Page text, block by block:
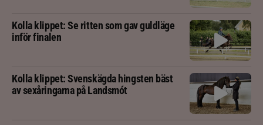
Kolla klippet: Se ritten som gav guldläge
inför finalen
Kolla klippet: Svenskägda hingsten bäst
av sexåringarna på Landsmót